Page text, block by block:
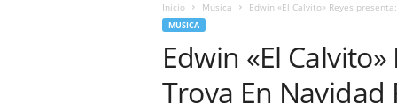
Inicio Musica Edwin «El Calvito» Reyes
MUSICA
Edwin «El
Trova En Navidad